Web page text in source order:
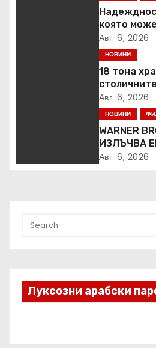
която
Авг. 6, 2026
НОВИНИ
18 тона
Kaufland за
Авг. 6, 2026
НОВИНИ
WARNER
ИЗЛЪЧВА
Авг. 6, 2026
Луксозни арабски